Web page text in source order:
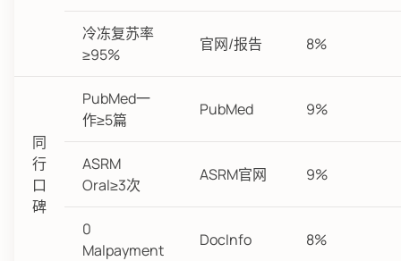
冷冻复苏率
≥95%
官网/报告 8%
同
行
口
碑
PubMed一
作≥5篇
PubMed 9%
ASRM
Oral≥3次
ASRM官网 9%
0
Malpayment
DocInfo 8%